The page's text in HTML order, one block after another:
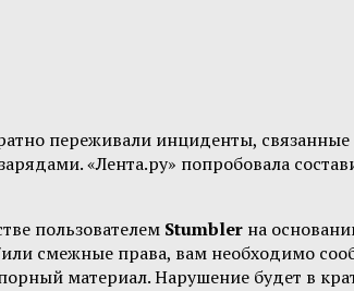
переживали инциденты,
«Лента.ру» попробовала
пользователем Stumbler на
смежные права, вам необходимо
материал. Нарушение будет в